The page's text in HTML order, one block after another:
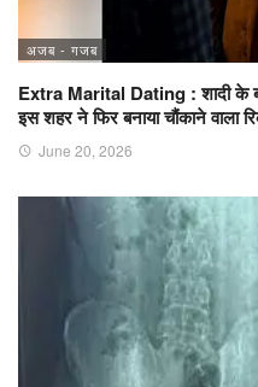
अजब - गजब
Extra Marital Dating : शादी के
इस शहर ने फिर बनाया चौंकाने वाला
June 20, 2026